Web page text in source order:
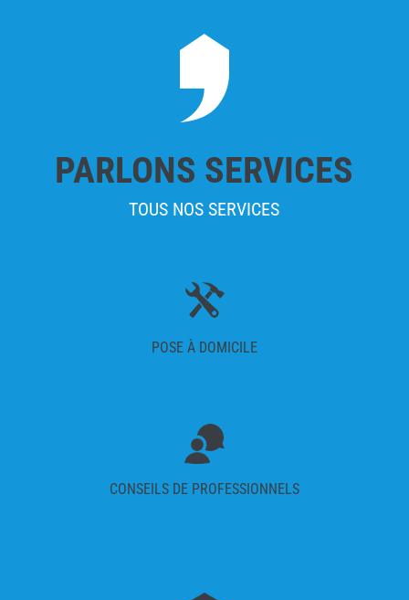
PARLONS SERVICES
TOUS NOS SERVICES
POSE À DOMICILE
CONSEILS DE PROFESSIONNELS